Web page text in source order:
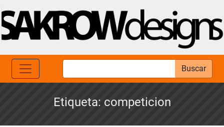
Buscar
Etiqueta: competicion